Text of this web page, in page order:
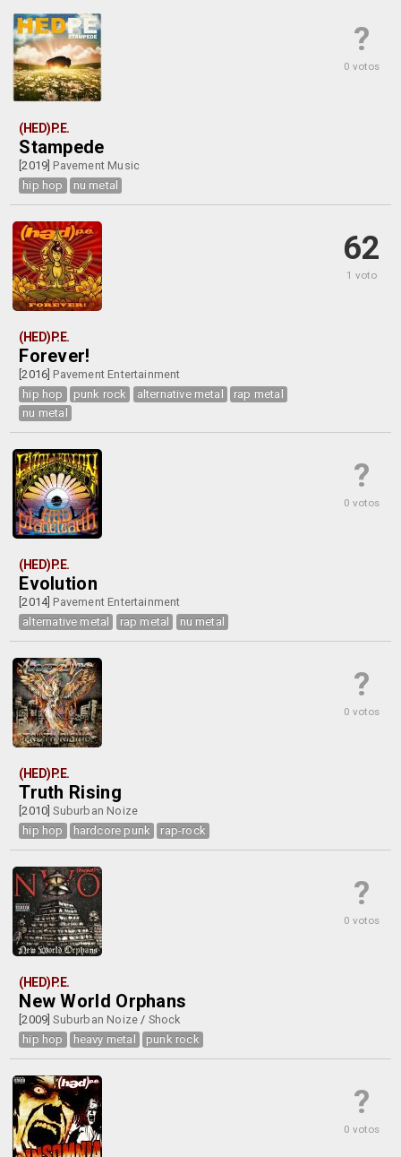
?
0 votos
(HED)P.E.
Stampede
[2019] Pavement Music
hip hop
nu metal
62
1 voto
(HED)P.E.
Forever!
[2016] Pavement Entertainment
hip hop
punk rock alternative metal
rap metal
nu metal
?
0 votos
(HED)P.E.
Evolution
[2014] Pavement Entertainment
alternative metal
rap metal nu metal
?
0 votos
(HED)P.E.
Truth Rising
[2010]Suburban Noize
hip hop
hardcore punk rap-rock
?
0 votos
(HED)P.E.
New World Orphans
[2009]Suburban Noize / Shock
hip hop
heavy metal punk rock
?
0 votos